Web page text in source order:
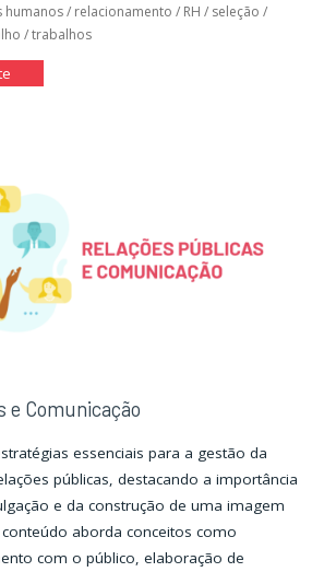
humanos/ relacionamento / RH / seleção /
/trabalhos
"Você
I"
e Comunicação
essenciais para a gestão da
públicas, destacando a importância
e da construção de uma imagem
aborda conceitos como
com o público, elaboração de